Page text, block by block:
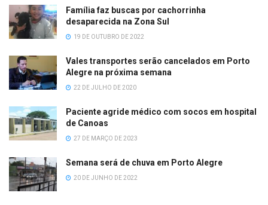
Família faz buscas por cachorrinha
desaparecida na Zona Sul
19 DE OUTUBRO DE 2022
Vales transportes serão cancelados em Porto
Alegre na próxima semana
22 DE JULHO DE 2020
Paciente agride médico com socos em hospital
de Canoas
27 DE MARÇO DE 2023
Semana será de chuva em Porto Alegre
20 DE JUNHO DE 2022